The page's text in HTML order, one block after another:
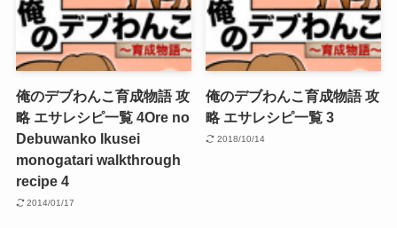
俺のデブわんこ育成物語 攻
略 エサレシピ一覧 4Ore no
Debuwanko Ikusei
monogatari walkthrough
recipe 4
2014/01/17
俺のデブわんこ育成物語 攻
略 エサレシピ一覧 3
2018/10/14